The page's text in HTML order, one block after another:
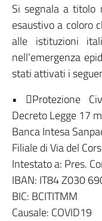
Si segnala a titolo
esaustivo a coloro
alle istituzioni
nell’emergenza
stati attivati i
• Protezione
Decreto Legge 17
Banca Intesa
Filiale di Via del
Intestato a: Pres.
IBAN: IT84 Z030
BIC: BCITITMM
Causale: COVID19